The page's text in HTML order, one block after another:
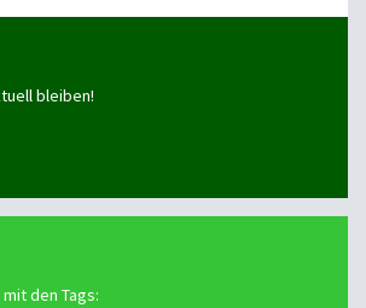
bleiben!
den Tags: